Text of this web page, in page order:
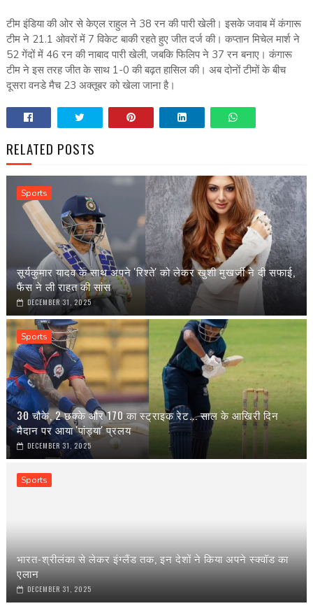
टीम इंडिया की ओर से केएल राहुल ने 38 रन की पारी खेली। इसके जवाब में कंगारू
टीम ने 21.1 ओवरों में 7 विकेट बाकी रहते हुए जीत दर्ज की। कप्तान मिचेल मार्श ने
52 गेंदों में 46 रन की नाबाद पारी खेली, जबकि फिलिप ने 37 रन बनाए। कंगारू
टीम ने इस तरह जीत के साथ 1-0 की बढ़त हासिल की। अब दोनों टीमों के बीच
दूसरा वनडे मैच 23 अक्तूबर को खेला जाना है।
RELATED POSTS
Sports
सूर्यकुमार यादव के साथ अपने 'रिश्ते' को लेकर खुशी मुखर्जी ने दी सफाई,
फैंस ने ली राहत की सांस
DECEMBER 31, 2025
Sports
30 चौके, 2 छक्के और 170 का स्ट्राइक रेट... साल के आखिरी दिन
मैदान पर आया 'पांड्या' प्रलय
DECEMBER 31, 2025
Sports
भारत-श्रीलंका से लेकर इंग्‍लैंड तक, इन देशों ने किया अपने स्‍क्वॉड का
एलान
DECEMBER 31, 2025